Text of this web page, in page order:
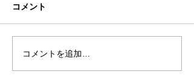
熊本地震明けの営業につ
いてのお知らせ
コメント
コメントを追加…